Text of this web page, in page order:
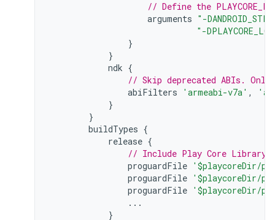
// Define the
arguments "-
"-
}
}
ndk {
// Skip deprecated ABIs.
abiFilters
'armeabi-v7a' ,
}
}
buildTypes {
release {
// Include Play Core Library
proguardFile '$playcoreDir/
proguardFile '$playcoreDir/
proguardFile '$playcoreDir/
...
}